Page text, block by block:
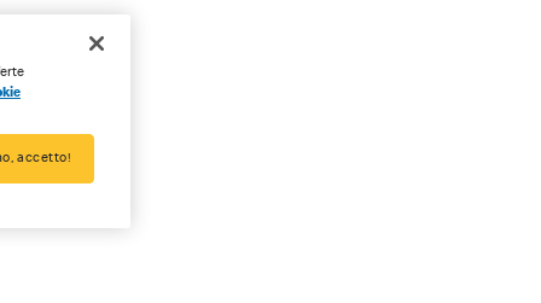
accetto!